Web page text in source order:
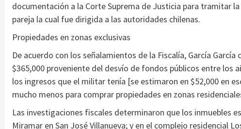
documentación a la Corte Suprema de Justicia para tramitar
pareja la cual fue dirigida a las autoridades chilenas.
Propiedades en zonas exclusivas
De acuerdo con los señalamientos de la Fiscalía, García
$365,000 proveniente del desvío de fondos públicos entre los
los ingresos que el militar tenía [se estimaron en $52,000 en
mucho menos para comprar propiedades en zonas
Las investigaciones fiscales determinaron que los inmuebles
Miramar en San José Villanueva; y en el complejo residencial